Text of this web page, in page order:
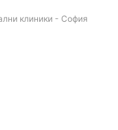
клиники - София